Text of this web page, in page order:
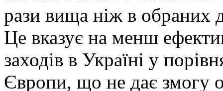
рази вища ніж в обраних
Це вказує на менш
заходів в Україні у
Європи, що не дає змогу